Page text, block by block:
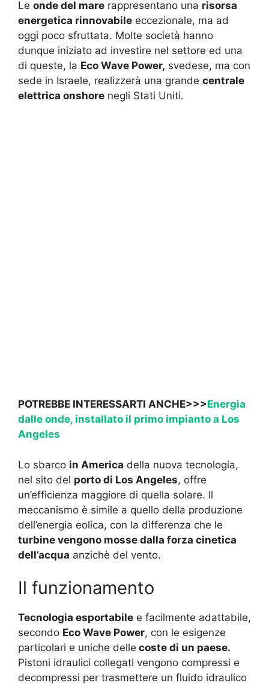
Le onde del mare rappresentano una risorsa
energetica rinnovabile eccezionale, ma ad
oggi poco sfruttata. Molte società hanno
dunque iniziato ad investire nel settore ed una
di queste, la Eco Wave Power, svedese, ma con
sede in Israele, realizzerà una grande centrale
elettrica onshore negli Stati Uniti.
POTREBBE INTERESSARTI ANCHE>>>Energia
dalle onde, installato il primo impianto a Los
Angeles
Lo sbarco in America della nuova tecnologia,
nel sito del porto di Los Angeles, offre
un’efficienza maggiore di quella solare. Il
meccanismo è simile a quello della produzione
dell’energia eolica, con la differenza che le
turbine vengono mosse dalla forza cinetica
dell’acqua anzichè del vento.
Il funzionamento
Tecnologia esportabile e facilmente adattabile,
secondo Eco Wave Power, con le esigenze
particolari e uniche delle coste di un paese.
Pistoni idraulici collegati vengono compressi e
decompressi per trasmettere un fluido idraulico